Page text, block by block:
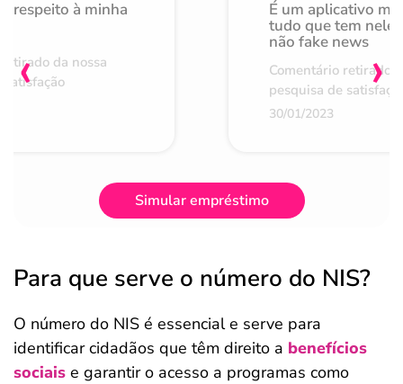
respeito à minha
da nossa
É um aplicativo
tudo que tem nele
não fake news
Comentário retirado
pesquisa de
30/01/2023
‹ ›
Simular empréstimo
Para que serve o número do NIS?
O número do NIS é essencial e serve para
identificar cidadãos que têm direito a benefícios
sociais e garantir o acesso a programas como